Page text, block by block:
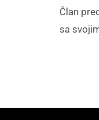
Član
sa